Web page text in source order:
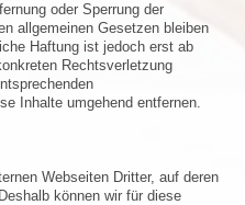
oder Sperrung der
allgemeinen Gesetzen bleiben
Haftung ist jedoch erst ab
Rechtsverletzung
Inhalte umgehend entfernen.
Webseiten Dritter, auf deren
können wir für diese